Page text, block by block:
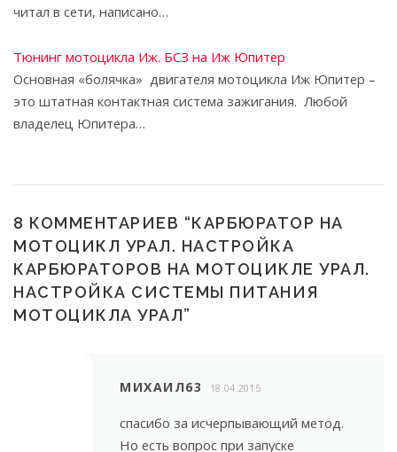
читал в сети, написано…
Тюнинг мотоцикла Иж. БСЗ на Иж Юпитер
Основная «болячка» двигателя мотоцикла Иж Юпитер –
это штатная контактная система зажигания. Любой
владелец Юпитера…
8 КОММЕНТАРИЕВ “КАРБЮРАТОР НА
МОТОЦИКЛ УРАЛ. НАСТРОЙКА
КАРБЮРАТОРОВ НА МОТОЦИКЛЕ УРАЛ.
НАСТРОЙКА СИСТЕМЫ ПИТАНИЯ
МОТОЦИКЛА УРАЛ”
МИХАИЛ63 18.04.2015
спасибо за исчерпывающий метод.
Но есть вопрос при запуске